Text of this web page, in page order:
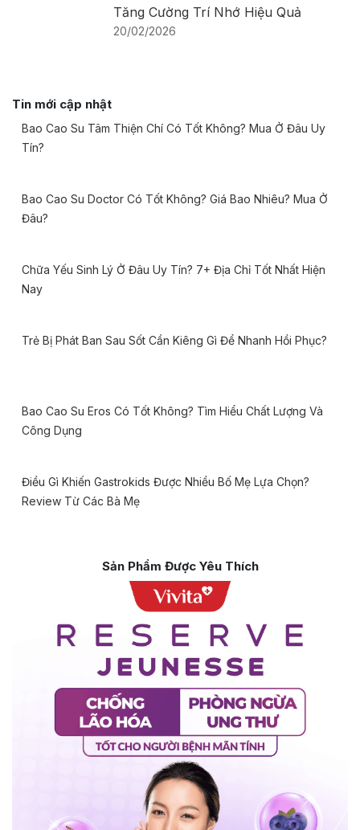
Tăng Cường Trí Nhớ Hiệu Quả
20/02/2026
Tin mới cập nhật
Bao Cao Su Tâm Thiện Chí Có Tốt Không? Mua Ở Đâu Uy
Tín?
Bao Cao Su Doctor Có Tốt Không? Giá Bao Nhiêu? Mua Ở
Đâu?
Chữa Yếu Sinh Lý Ở Đâu Uy Tín? 7+ Địa Chỉ Tốt Nhất Hiện
Nay
Trẻ Bị Phát Ban Sau Sốt Cần Kiêng Gì Để Nhanh Hồi Phục?
Bao Cao Su Eros Có Tốt Không? Tìm Hiểu Chất Lượng Và
Công Dụng
Điều Gì Khiến Gastrokids Được Nhiều Bố Mẹ Lựa Chọn?
Review Từ Các Bà Mẹ
Sản Phẩm Được Yêu Thích